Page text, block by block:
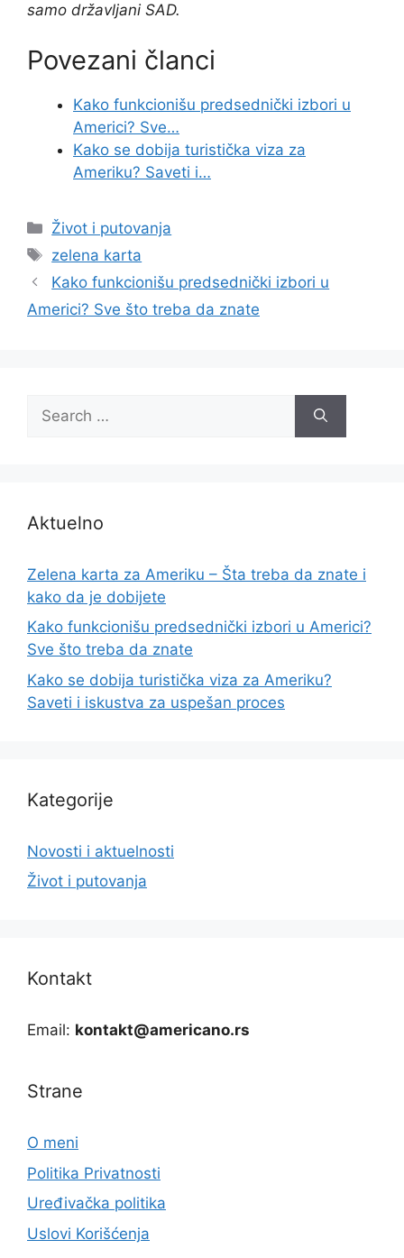
samo državljani SAD.
Povezani članci
Kako funkcionišu predsednički izbori u
Americi? Sve…
Kako se dobija turistička viza za
Ameriku? Saveti i…
Categories
Život i putovanja
Tags
zelena karta
Kako funkcionišu predsednički izbori u
Americi? Sve što treba da znate
for:
Aktuelno
Zelena karta za Ameriku – Šta treba da znate i
kako da je dobijete
Kako funkcionišu predsednički izbori u Americi?
Sve što treba da znate
Kako se dobija turistička viza za Ameriku?
Saveti i iskustva za uspešan proces
Kategorije
Novosti i aktuelnosti
Život i putovanja
Kontakt
Email: kontakt@americano.rs
Strane
O meni
Politika Privatnosti
Uređivačka politika
Uslovi Korišćenja